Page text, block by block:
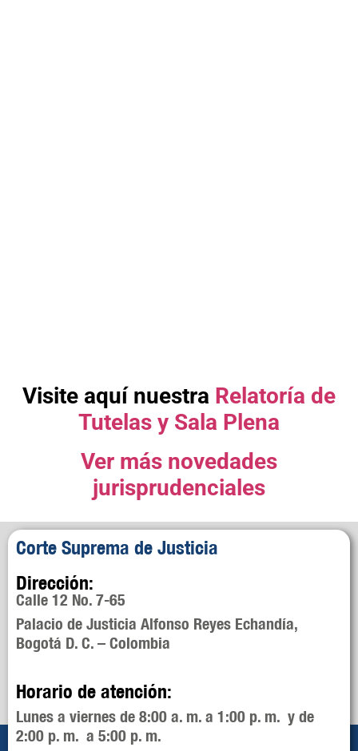
Visite aquí nuestra Relatoría de
Tutelas y Sala Plena
Ver más novedades
jurisprudenciales
Corte Suprema de Justicia
Dirección:
Calle 12 No. 7-65
Palacio de Justicia Alfonso Reyes Echandía,
Bogotá D. C. – Colombia
Horario de atención:
Lunes a viernes de 8:00 a. m. a 1:00 p. m. y de
2:00 p. m. a 5:00 p. m.